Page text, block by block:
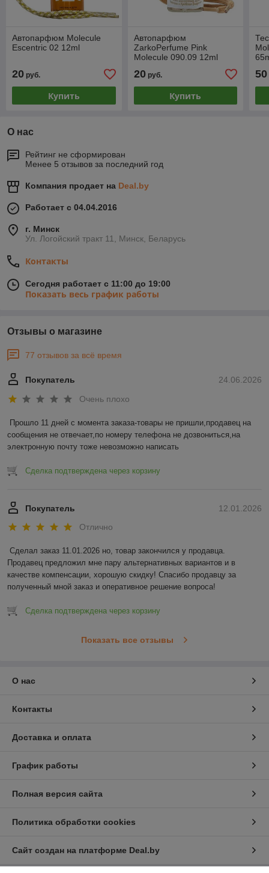
Автопарфюм Molecule
Escentric 02 12ml
20 руб.
Купить
Автопарфюм
ZarkoPerfume Pink
Molecule 090.09 12ml
20руб.
Купить
50
О нас
Рейтинг не сформирован
Менее 5 отзывов за последний год
Компания продает на Deal.by
Работает с 04.04.2016
г. Минск
Ул. Логойский тракт 11, Минск, Беларусь
Контакты
Сегодня работает с 11:00 до 19:00
Показать весь график работы
Отзывы о магазине
77 отзывов за всё время
24.06.2026
Покупатель
Очень плохо
Прошло 11 дней с момента заказа-товары не пришли,продавец на
сообщения не отвечает,по номеру телефона не дозвониться,на
электронную почту тоже невозможно написать
Сделка подтверждена через корзину
12.01.2026
Покупатель
Отлично
Сделал заказ 11.01.2026 но, товар закончился у продавца.
Продавец предложил мне пару альтернативных вариантов и в
качестве компенсации, хорошую скидку! Спасибо продавцу за
полученный мной заказ и оперативное решение вопроса!
Сделка подтверждена через корзину
Показать все отзывы
О нас
Контакты
Доставка и оплата
График работы
Полная версия сайта
Политика обработки cookies
Сайт создан на платформе Deal.by